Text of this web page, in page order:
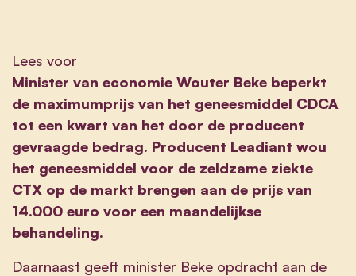
Lees voor
Minister van economie Wouter Beke beperkt
de maximumprijs van het geneesmiddel CDCA
tot een kwart van het door de producent
gevraagde bedrag. Producent Leadiant wou
het geneesmiddel voor de zeldzame ziekte
CTX op de markt brengen aan de prijs van
14.000 euro voor een maandelijkse
behandeling.
Daarnaast geeft minister Beke opdracht aan de